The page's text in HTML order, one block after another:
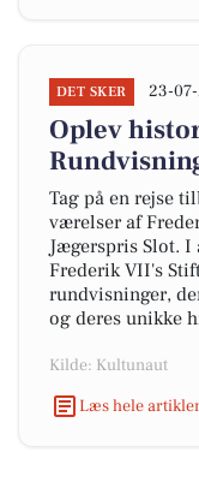
DET SKER 23-
Oplev
Tag på en rejse
værelser af
Jægerspris Slot.
Frederik VII's
rundvisninger,
og deres unikke
Kilde: Kultunaut
Læs hele